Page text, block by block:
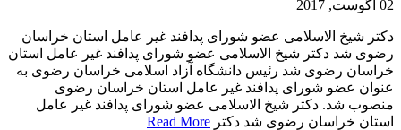
02 آگوست, 2017
دکتر شیخ الاسلامی عضو شورای پدافند غیر عامل استان خراسان
رضوی شد دکتر شیخ الاسلامی عضو شورای پدافند غیر عامل استان
خراسان رضوی شد رئیس دانشگاه آزاد اسلامی خراسان رضوی به
عنوان عضو شورای پدافند غیر عامل استان خراسان رضوی
منصوب شد. دکتر شیخ الاسلامی عضو شورای پدافند غیر عامل
استان خراسان رضوی شد دکتر Read More